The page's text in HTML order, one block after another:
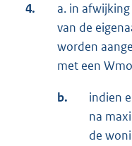
4.
a. in
van de
worden
met een
b.
indien
na
de